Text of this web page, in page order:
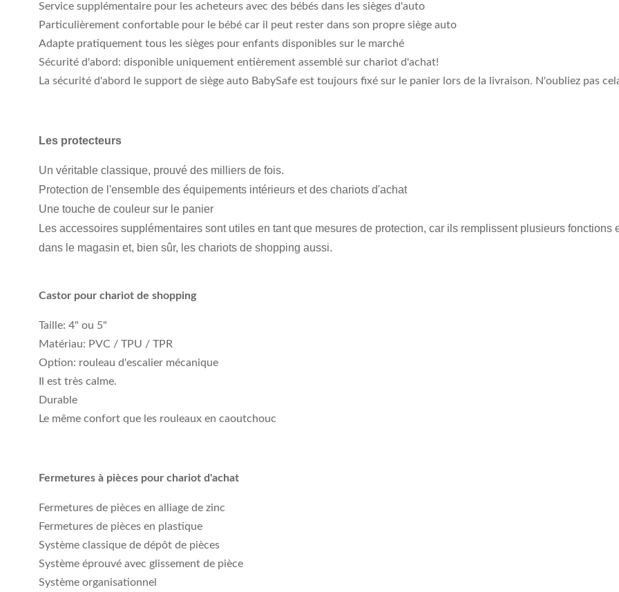
Service supplémentaire pour les acheteurs avec des bébés dans les sièges d'auto
Particulièrement confortable pour le bébé car il peut rester dans son propre siège auto
Adapte pratiquement tous les sièges pour enfants disponibles sur le marché
Sécurité d'abord: disponible uniquement entièrement assemblé sur chariot d'achat!
La sécurité d'abord le support de siège auto BabySafe est toujours fixé sur le panier lors de la livraison. N'oubliez pas
Les protecteurs
Un véritable classique, prouvé des milliers de fois.
Protection de l'ensemble des équipements intérieurs et des chariots d'achat
Une touche de couleur sur le panier
Les accessoires supplémentaires sont utiles en tant que mesures de protection, car ils remplissent plusieurs
dans le magasin et, bien sûr, les chariots de shopping aussi.
Castor pour chariot de shopping
Taille: 4" ou 5"
Matériau: PVC / TPU / TPR
Option: rouleau d'escalier mécanique
Il est très calme.
Durable
Le même confort que les rouleaux en caoutchouc
Fermetures à pièces pour chariot d'achat
Fermetures de pièces en alliage de zinc
Fermetures de pièces en plastique
Système classique de dépôt de pièces
Système éprouvé avec glissement de pièce
Système organisationnel